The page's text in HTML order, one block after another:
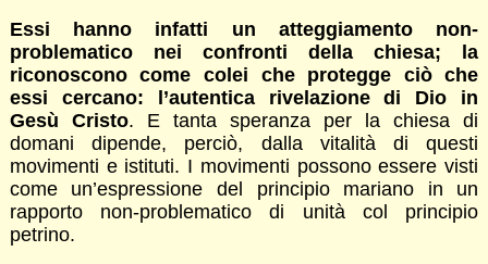
Essi hanno infatti un atteggiamento non-
problematico nei confronti della chiesa; la
riconoscono come colei che protegge ciò che
essi cercano: l’autentica rivelazione di Dio in
Gesù Cristo. E tanta speranza per la chiesa di
domani dipende, perciò, dalla vitalità di questi
movimenti e istituti. I movimenti possono essere visti
come un’espressione del principio mariano in un
rapporto non-problematico di unità col principio
petrino.